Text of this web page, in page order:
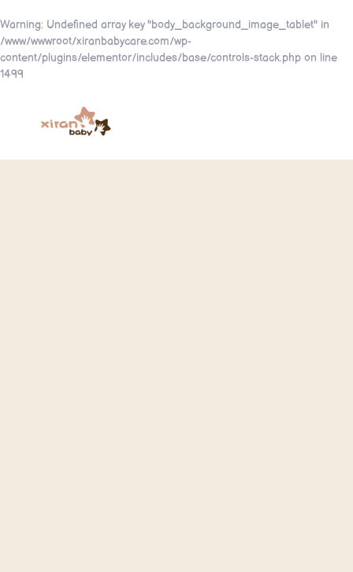
Warning: Undefined array key "body_background_image_tablet" in
/www/wwwroot/xiranbabycare.com/wp-
content/plugins/elementor/includes/base/controls-stack.php on line
1499